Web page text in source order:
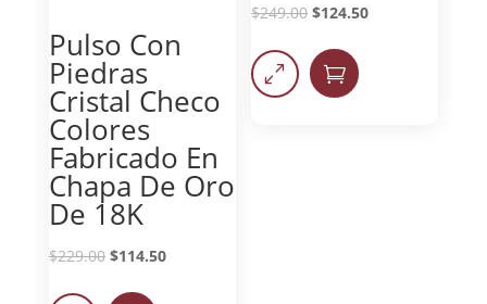
Pulso Con
Piedras
Cristal Checo
Colores
Fabricado En
Chapa De Oro
De 18K
$229.00 $114.50
$249.00 $124.50
0 